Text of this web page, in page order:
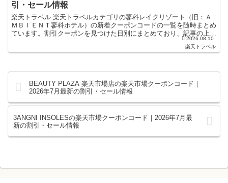
引・セール情報
楽天トラベル 楽天トラベルカテゴリの蓼科レイクリゾート（旧：Ａ
ＭＢＩＥＮＴ蓼科ホテル）の新着クーポンコードの一覧を随時まとめ
ています。割引クーポンを見つけた日別にまとめており、記事の上に
あるものが最新の割引クーポンになります。ホテル・旅館宿...2026.08.10
楽天トラベル
BEAUTY PLAZA 楽天市場店の楽天市場クーポンコード｜
2026年7月最新の割引・セール情報
3ANGNI INSOLESの楽天市場クーポンコード｜2026年7月最
新の割引・セール情報